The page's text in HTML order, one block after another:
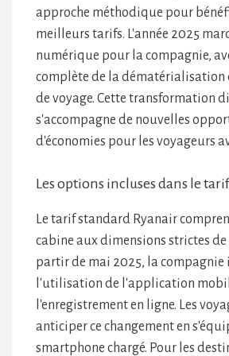
approche méthodique pour
meilleurs tarifs. L'année 2025
numérique pour la compagnie,
complète de la dématérialisation
de voyage. Cette transformation
s'accompagne de nouvelles
d'économies pour les voyageurs
Les options incluses dans le
Le tarif standard Ryanair
cabine aux dimensions strictes de
partir de mai 2025, la compagnie
l'utilisation de l'application
l'enregistrement en ligne. Les
anticiper ce changement en
smartphone chargé. Pour les